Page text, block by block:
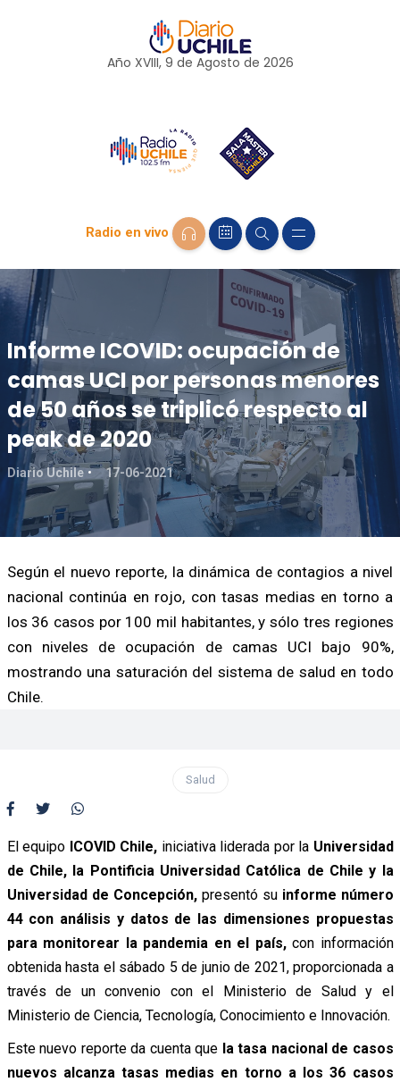
Año XVIII, 9 de Agosto de 2026
Radio en vivo
Informe ICOVID: ocupación de
camas UCI por personas menores
de 50 años se triplicó respecto al
peak de 2020
Diario Uchile 17-06-2021
Según el nuevo reporte, la dinámica de contagios a nivel
nacional continúa en rojo, con tasas medias en torno a
los 36 casos por 100 mil habitantes, y sólo tres regiones
con niveles de ocupación de camas UCI bajo 90%,
mostrando una saturación del sistema de salud en todo
Chile.
Salud
El equipo ICOVID Chile, iniciativa liderada por la Universidad
de Chile, la Pontificia Universidad Católica de Chile y la
Universidad de Concepción, presentó suinforme número
44 con análisis y datos de las dimensiones propuestas
para monitorear la pandemia en el país, con información
obtenida hasta el sábado 5 de junio de 2021, proporcionada a
través de un convenio con el Ministerio de Salud y el
Ministerio de Ciencia, Tecnología, Conocimiento e Innovación.
Este nuevo reporte da cuenta que la tasa nacional de casos
nuevos alcanza tasas medias en torno a los 36 casos